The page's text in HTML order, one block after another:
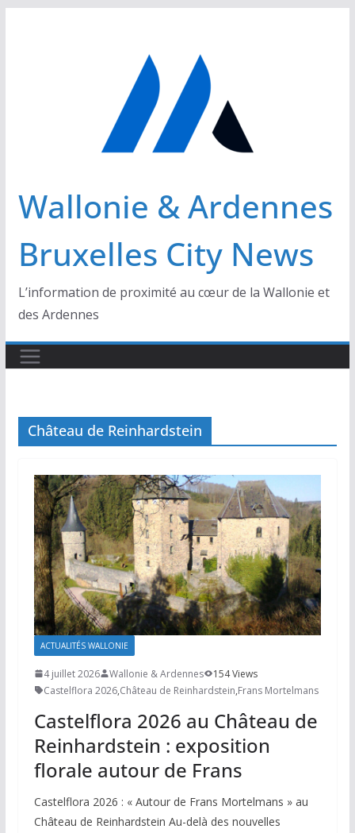
Wallonie & Ardennes
Bruxelles City News
L’information de proximité au cœur de la Wallonie et
des Ardennes
Château de Reinhardstein
ACTUALITÉS WALLONIE
4 juillet 2026 Wallonie & Ardennes
154 Views
Castelflora 2026,Château de Reinhardstein,Frans Mortelmans
Castelflora 2026 au Château de
Reinhardstein : exposition
florale autour de Frans
Castelflora 2026 : « Autour de Frans Mortelmans » au
Château de Reinhardstein Au-delà des nouvelles